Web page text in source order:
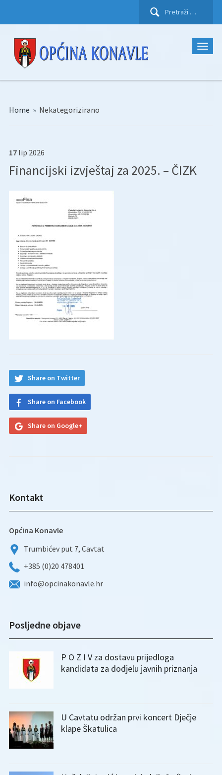
Pretraži:
Home » Nekategorizirano
17 lip 2026
Financijski izvještaj za 2025. – ČIZK
Share on Twitter
Share on Facebook
Share on Google+
Kontakt
Općina Konavle
Trumbićev put 7, Cavtat
+385 (0)20 478401
info@opcinakonavle.hr
Posljedne objave
P O Z I V za dostavu prijedloga
kandidata za dodjelu javnih priznanja
U Cavtatu održan prvi koncert Dječje
klape Škatulica